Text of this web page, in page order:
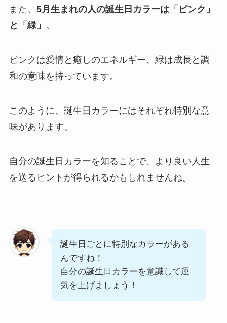
また、 5月生まれの人の誕生日カラーは「ピンク」
と「緑」 。
ピンクは愛情と癒しのエネルギー、緑は成長と調
和の意味を持っています。
このように、誕生日カラーにはそれぞれ特別な意
味があります。
自分の誕生日カラーを知ることで、より良い人生
を送るヒントが得られるかもしれませんね。
誕生日ごとに特別なカラーがある
んですね！
自分の誕生日カラーを意識して運
気を上げましょう！